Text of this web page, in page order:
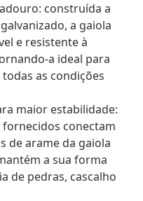
construída a
a gaiola
e resistente à
a ideal para
as condições
maior estabilidade:
conectam
de arame da gaiola
a sua forma
de pedras, cascalho